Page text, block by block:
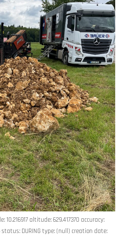
altitude: 629.417370 accuracy:
status: DURING type: (null) creation date: